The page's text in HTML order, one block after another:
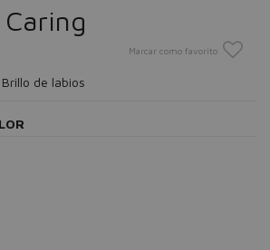
Marcar como favorito
de labios